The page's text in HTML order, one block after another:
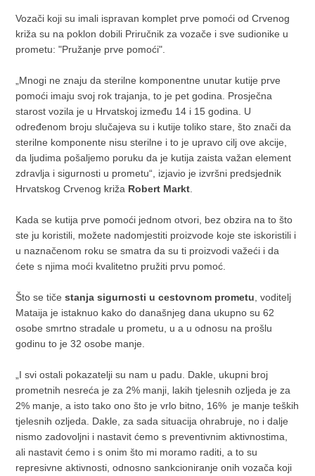
Vozači koji su imali ispravan komplet prve pomoći od Crvenog
križa su na poklon dobili Priručnik za vozače i sve sudionike u
prometu: "Pružanje prve pomoći".
„Mnogi ne znaju da sterilne komponentne unutar kutije prve
pomoći imaju svoj rok trajanja, to je pet godina. Prosječna
starost vozila je u Hrvatskoj između 14 i 15 godina. U
određenom broju slučajeva su i kutije toliko stare, što znači da
sterilne komponente nisu sterilne i to je upravo cilj ove akcije,
da ljudima pošaljemo poruku da je kutija zaista važan element
zdravlja i sigurnosti u prometu“, izjavio je izvršni predsjednik
Hrvatskog Crvenog križa Robert Markt
Kada se kutija prve pomoći jednom otvori, bez obzira na to što
ste ju koristili, možete nadomjestiti proizvode koje ste iskoristili i
u naznačenom roku se smatra da su ti proizvodi važeći i da
ćete s njima moći kvalitetno pružiti prvu pomoć.
Što se tičestanja sigurnosti u cestovnom prometu , voditelj
Mataija je istaknuo kako do današnjeg dana ukupno su 62
osobe smrtno stradale u prometu, u a u odnosu na prošlu
godinu to je 32 osobe manje.
„I svi ostali pokazatelji su nam u padu. Dakle, ukupni broj
prometnih nesreća je za 2% manji, lakih tjelesnih ozljeda je za
2% manje, a isto tako ono što je vrlo bitno, 16% je manje teških
tjelesnih ozljeda. Dakle, za sada situacija ohrabruje, no i dalje
nismo zadovoljni i nastavit ćemo s preventivnim aktivnostima,
ali nastavit ćemo i s onim što mi moramo raditi, a to su
represivne aktivnosti, odnosno sankcioniranje onih vozača koji